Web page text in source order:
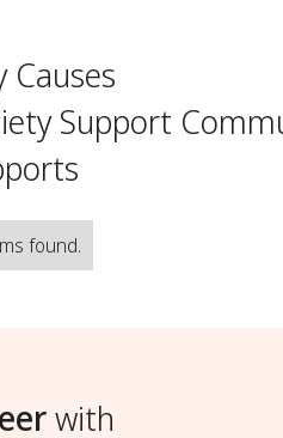
Causes
Support
found.
with